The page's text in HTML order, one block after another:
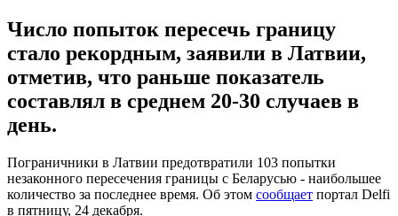
Число попыток пересечь границу
стало рекордным, заявили в Латвии,
отметив, что раньше показатель
составлял в среднем 20-30 случаев в
день.
Пограничники в Латвии предотвратили 103 попытки
незаконного пересечения границы с Беларусью - наибольшее
количество за последнее время. Об этом сообщает портал Delfi
в пятницу, 24 декабря.